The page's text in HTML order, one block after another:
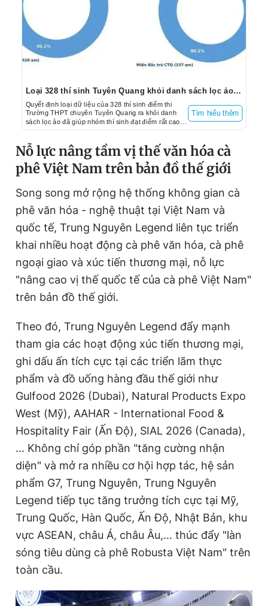
Loại 328 thí sinh Tuyên Quang khỏi danh sách lọc ảo: Cạnh tranh xét tuyển công bằng
Quyết định loại dữ liệu của 328 thí sinh điểm thi
Trường THPT chuyên Tuyên Quang ra khỏi danh
sách lọc ảo đã giúp nhóm thí sinh đạt điểm rất cao
(từ 27 trở lên) có được cuộc cạnh tranh xét tuyển
Tìm hiểu thêm
Nỗ lực nâng tầm vị thế văn hóa cà
phê Việt Nam trên bản đồ thế giới
Song song mở rộng hệ thống không gian cà
phê văn hóa - nghệ thuật tại Việt Nam và
quốc tế, Trung Nguyên Legend liên tục triển
khai nhiều hoạt động cà phê văn hóa, cà phê
ngoại giao và xúc tiến thương mại, nỗ lực
"nâng cao vị thế quốc tế của cà phê Việt Nam"
trên bản đồ thế giới.
Theo đó, Trung Nguyên Legend đẩy mạnh
tham gia các hoạt động xúc tiến thương mại,
ghi dấu ấn tích cực tại các triển lãm thực
phẩm và đồ uống hàng đầu thế giới như
Gulfood 2026 (Dubai), Natural Products Expo
West (Mỹ), AAHAR - International Food &
Hospitality Fair (Ấn Độ), SIAL 2026 (Canada),
… Không chỉ góp phần "tăng cường nhận
diện" và mở ra nhiều cơ hội hợp tác, hệ sản
phẩm G7, Trung Nguyên, Trung Nguyên
Legend tiếp tục tăng trưởng tích cực tại Mỹ,
Trung Quốc, Hàn Quốc, Ấn Độ, Nhật Bản, khu
vực ASEAN, châu Á, châu Âu,… thúc đẩy "làn
sóng tiêu dùng cà phê Robusta Việt Nam" trên
toàn cầu.